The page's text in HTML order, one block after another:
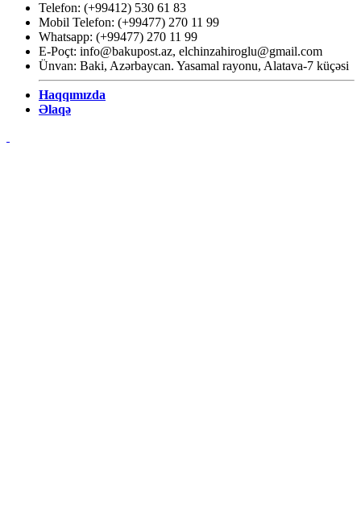
Telefon: (+99412) 530 61 83
Mobil Telefon: (+99477) 270 11 99
Whatsapp: (+99477) 270 11 99
E-Poçt: info@bakupost.az, elchinzahiroglu@gmail.com
Ünvan: Baki, Azərbaycan. Yasamal rayonu, Alatava-7 küçəsi
Haqqımızda
Əlaqə